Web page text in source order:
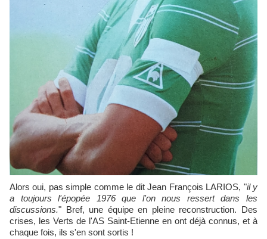
Alors oui, pas simple comme le dit Jean François LARIOS, "il y
a toujours l'épopée 1976 que l'on nous ressert dans les
discussions." Bref, une équipe en pleine reconstruction. Des
crises, les Verts de l'AS Saint-Etienne en ont déjà connus, et à
chaque fois, ils s'en sont sortis !